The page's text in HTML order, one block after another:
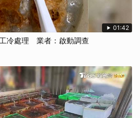
01:42
冷處理 業者：啟動調查